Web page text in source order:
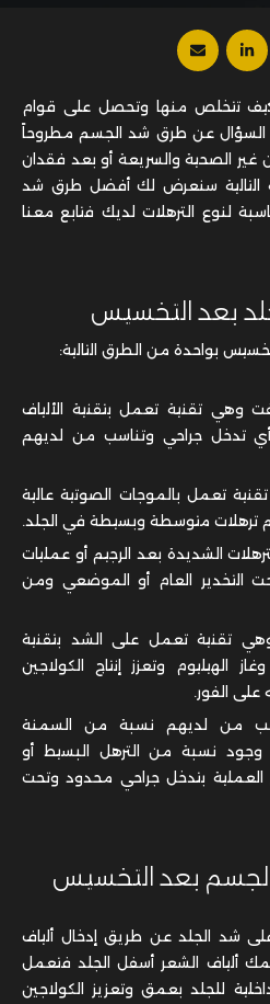
كيف تتخلص منها وتحصل على قوام
عن طرق شد الجسم مطروحاً
غير الصحية والسريعة أو بعد فقدان
التالية سنعرض لك أفضل طرق شد
لنوع الترهلات لديك فتابع معنا
بعد التخسيس
بواحدة من الطرق التالية:
وهي تقنية تعمل بتقنية الألياف
أي تدخل جراحي وتناسب من لديهم
تعمل بالموجات الصوتية عالية
ترهلات متوسطة وبسيطة في الجلد.
الشديدة بعد الرجيم أو عمليات
التخدير العام أو الموضعي ومن
وهي تقنية تعمل على الشد بتقنية
الهيليوم وتعزز إنتاج الكولاجين
الفور.
من لديهم نسبة من السمنة
وجود نسبة من الترهل البسيط أو
العملية بتدخل جراحي محدود وتحت
بعد التخسيس
شد الجلد عن طريق إدخال ألياف
ألياف الشعر أسفل الجلد فتعمل
للجلد بعمق وتعزيز الكولاجين